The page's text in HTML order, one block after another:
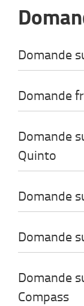
Domande
Domande
Domande
Quinto
Domande
Domande
Domande
Compass